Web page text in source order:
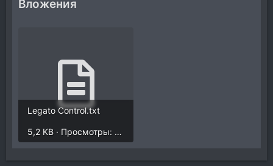
Вложения
Legato Control.txt
5,2 KB · Просмотры: 410